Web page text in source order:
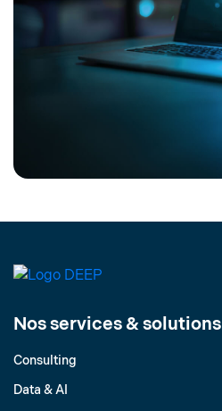
Nos services & solutions
Consulting
Data & AI